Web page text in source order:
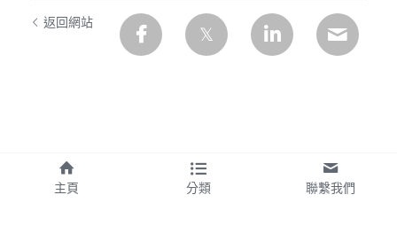
返回網站
主頁 分類 聯繫我們